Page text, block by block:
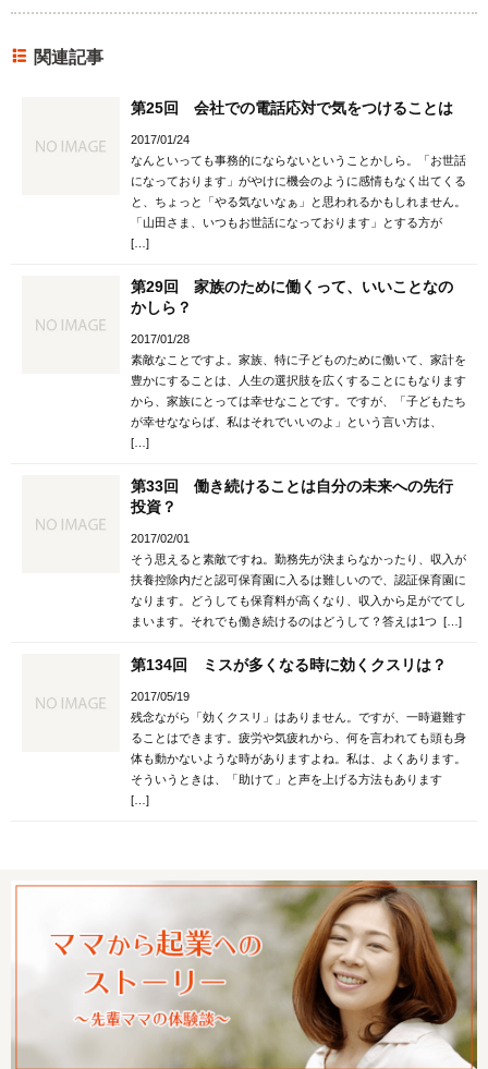
関連記事
第25回 会社での電話応対で気をつけることは
2017/01/24
なんといっても事務的にならないということかしら。「お世話
になっております」がやけに機会のように感情もなく出てくる
と、ちょっと「やる気ないなぁ」と思われるかもしれません。
「山田さま、いつもお世話になっております」とする方が
[…]
第29回 家族のために働くって、いいことなの
かしら？
2017/01/28
素敵なことですよ。家族、特に子どものために働いて、家計を
豊かにすることは、人生の選択肢を広くすることにもなります
から、家族にとっては幸せなことです。ですが、「子どもたち
が幸せなならば、私はそれでいいのよ」という言い方は、
[…]
第33回 働き続けることは自分の未来への先行
投資？
2017/02/01
そう思えると素敵ですね。勤務先が決まらなかったり、収入が
扶養控除内だと認可保育園に入るは難しいので、認証保育園に
なります。どうしても保育料が高くなり、収入から足がでてし
まいます。それでも働き続けるのはどうして？答えは1つ […]
第134回 ミスが多くなる時に効くクスリは？
2017/05/19
残念ながら「効くクスリ」はありません。ですが、一時避難す
ることはできます。疲労や気疲れから、何を言われても頭も身
体も動かないような時がありますよね。私は、よくあります。
そういうときは、「助けて」と声を上げる方法もあります
[…]